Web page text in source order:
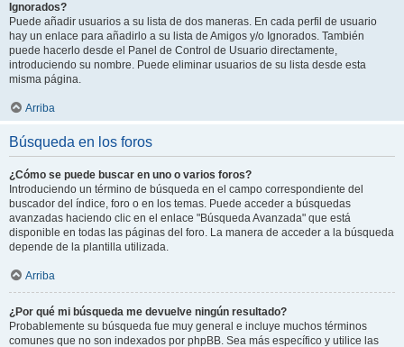
Ignorados?
Puede añadir usuarios a su lista de dos maneras. En cada perfil de usuario
hay un enlace para añadirlo a su lista de Amigos y/o Ignorados. También
puede hacerlo desde el Panel de Control de Usuario directamente,
introduciendo su nombre. Puede eliminar usuarios de su lista desde esta
misma página.
Arriba
Búsqueda en los foros
¿Cómo se puede buscar en uno o varios foros?
Introduciendo un término de búsqueda en el campo correspondiente del
buscador del índice, foro o en los temas. Puede acceder a búsquedas
avanzadas haciendo clic en el enlace "Búsqueda Avanzada" que está
disponible en todas las páginas del foro. La manera de acceder a la búsqueda
depende de la plantilla utilizada.
Arriba
¿Por qué mi búsqueda me devuelve ningún resultado?
Probablemente su búsqueda fue muy general e incluye muchos términos
comunes que no son indexados por phpBB. Sea más específico y utilice las